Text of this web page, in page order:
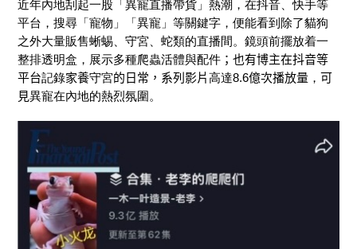
近年內地刮起一股「異寵直播帶貨」熱潮，在抖音、快手等
平台，搜尋「寵物 」「異寵」等關鍵字，便能看到 除了貓狗
之外大量販售蜥蜴、守宮、蛇類的直播間。 鏡頭前擺放着一
整排透明盒，展示多種爬蟲活體與配件 ；也有博主在抖音等
平台記錄家養守宮的日常， 系列影片高達8.6億次播放量 ， 可
見異寵在內地的熱烈氛圍。